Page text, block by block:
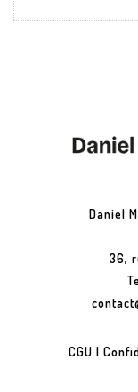
Daniel
36,
CGU |